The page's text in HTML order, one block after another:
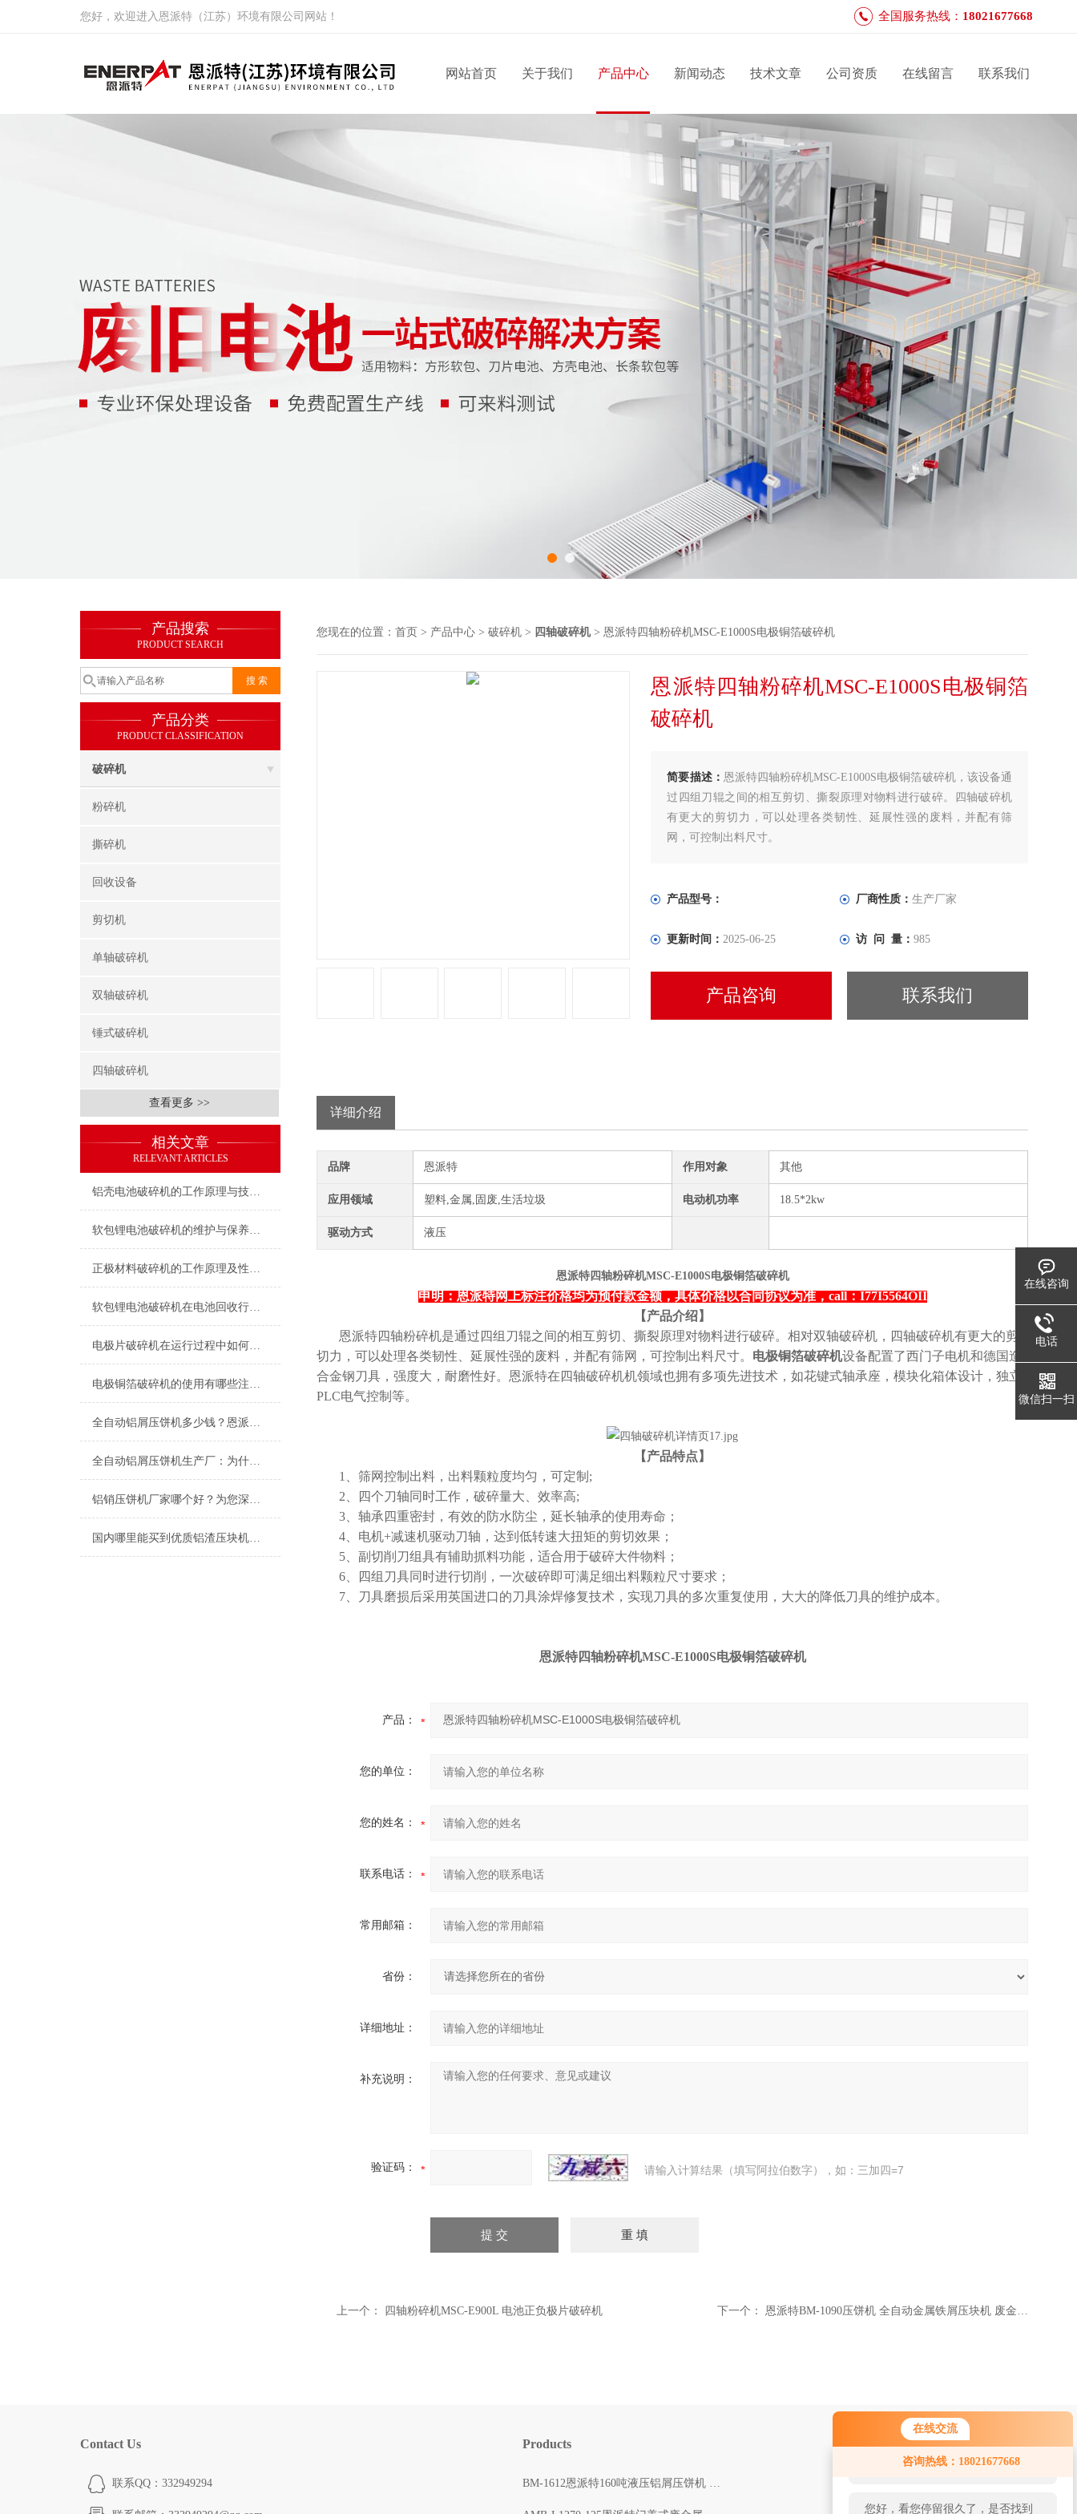
在线交流
咨询热线：18021677668
您好！欢迎前来咨询，很高兴为您
服务，请问您要咨询什么问题呢？
您好，看您停留很久了，是否找到
您好，欢迎进入恩派特（江苏）环境有限公司网站！ 全国服务热线： 18021677668
网站首页 关于我们 产品中心 新闻动态 技术文章 公司资质 在线留言 联系我们
产品搜索
PRODUCT SEARCH
产品分类
PRODUCT CLASSIFICATION
破碎机
粉碎机
撕碎机
回收设备
剪切机
单轴破碎机
双轴破碎机
锤式破碎机
四轴破碎机
查看更多 >>
相关文章
RELEVANT ARTICLES
铝壳电池破碎机的工作原理与技术特点
软包锂电池破碎机的维护与保养指南
正极材料破碎机的工作原理及性能特点
软包锂电池破碎机在电池回收行业中的应用
电极片破碎机在运行过程中如何保证安全？
电极铜箔破碎机的使用有哪些注意事项？
全自动铝屑压饼机多少钱？恩派特品牌为何值得优先考虑？
全自动铝屑压饼机生产厂：为什么恩派特成为行业信赖之选？
铝销压饼机厂家哪个好？为您深度解析行业优选——恩派特
国内哪里能买到优质铝渣压块机？恩派特压饼机
您现在的位置： 首页 > 产品中心 > 破碎机 > 四轴破碎机> 恩派特四轴粉碎机MSC-E1000S电极铜箔破碎机
恩派特四轴粉碎机MSC-E1000S电极铜箔
破碎机
简要描述： 恩派特四轴粉碎机MSC-E1000S电极铜箔破碎机，该设备通
过四组刀辊之间的相互剪切、撕裂原理对物料进行破碎。四轴破碎机
有更大的剪切力，可以处理各类韧性、延展性强的废料，并配有筛
网，可控制出料尺寸。
产品型号： 厂商性质： 生产厂家
更新时间：2025-06-25 访 问 量： 985
产品咨询 联系我们
详细介绍
品牌 恩派特 作用对象 其他
应用领域 塑料,金属,固废,生活垃圾 电动机功率 18.5*2kw
驱动方式 液压
恩派特四轴粉碎机MSC-E1000S电极铜箔破碎机
申明：恩派特网上标注价格均为预付款金额，具体价格以合同协议为准，call：I77I5564OII
【产品介绍】
恩派特四轴粉碎机是通过四组刀辊之间的相互剪切、撕裂原理对物料进行破碎。相对双轴破碎机，四轴破碎机有更大的剪
切力，可以处理各类韧性、延展性强的废料，并配有筛网，可控制出料尺寸。 电极铜箔破碎机设备配置了西门子电机和德国造
合金钢刀具，强度大，耐磨性好。恩派特在四轴破碎机机领域也拥有多项先进技术，如花键式轴承座，模块化箱体设计，独立
PLC电气控制等。
【产品特点】
1、筛网控制出料，出料颗粒度均匀，可定制;
2、四个刀轴同时工作，破碎量大、效率高;
3、轴承四重密封，有效的防水防尘，延长轴承的使用寿命；
4、电机+减速机驱动刀轴，达到低转速大扭矩的剪切效果；
5、副切削刀组具有辅助抓料功能，适合用于破碎大件物料；
6、四组刀具同时进行切削，一次破碎即可满足细出料颗粒尺寸要求；
7、刀具磨损后采用英国进口的刀具涂焊修复技术，实现刀具的多次重复使用，大大的降低刀具的维护成本。
恩派特四轴粉碎机MSC-E1000S电极铜箔破碎机
产品：
您的单位：
您的姓名：
联系电话：
常用邮箱：
省份：
详细地址：
补充说明：
验证码： 请输入计算结果（填写阿拉伯数字），如：三加四=7
上一个： 四轴粉碎机MSC-E900L 电池正负极片破碎机 下一个： 恩派特BM-1090压饼机 全自动金属铁屑压块机 废金属回收利用
Contact Us
联系QQ：332949294
Products
BM-1612恩派特160吨液压铝屑压饼机 自动打包出块 金属废料打包机
在线咨询
电话
微信扫一扫